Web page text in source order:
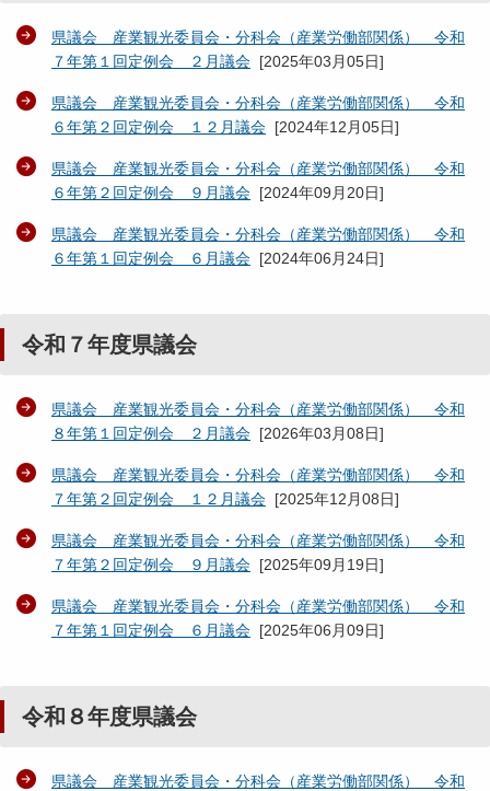
県議会 産業観光委員会・分科会（産業労働部関係） 令和
７年第１回定例会 ２月議会 [2025年03月05日]
県議会 産業観光委員会・分科会（産業労働部関係） 令和
６年第２回定例会 １２月議会 [2024年12月05日]
県議会 産業観光委員会・分科会（産業労働部関係） 令和
６年第２回定例会 ９月議会 [2024年09月20日]
県議会 産業観光委員会・分科会（産業労働部関係） 令和
６年第１回定例会 ６月議会 [2024年06月24日]
令和７年度県議会
県議会 産業観光委員会・分科会（産業労働部関係） 令和
８年第１回定例会 ２月議会 [2026年03月08日]
県議会 産業観光委員会・分科会（産業労働部関係） 令和
７年第２回定例会 １２月議会 [2025年12月08日]
県議会 産業観光委員会・分科会（産業労働部関係） 令和
７年第２回定例会 ９月議会 [2025年09月19日]
県議会 産業観光委員会・分科会（産業労働部関係） 令和
７年第１回定例会 ６月議会 [2025年06月09日]
令和８年度県議会
県議会 産業観光委員会・分科会（産業労働部関係） 令和